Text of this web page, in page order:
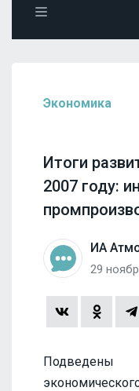
Экономика
Итоги
2007 году:
ИА
29